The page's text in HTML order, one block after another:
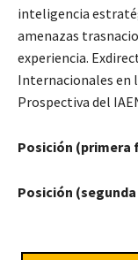
inteligencia
amenazas
experiencia.
Internacionales en
Prospectiva del
Posición (primera
Posición